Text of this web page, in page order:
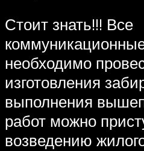
Стоит знать!!! Все
необходимо
изготовления
выполнения
работ можно
возведению